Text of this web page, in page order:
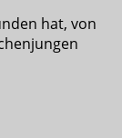
hat, von